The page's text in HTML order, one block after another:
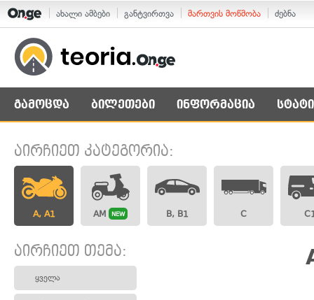
ახალი ამბები განტვირთვა მართვის მოწმობა ძებნა
გამოცდა ბილეთები ინფორმაცია
აირჩიეთ კატეგორია:
A, A1 AM NEW B, B1 C
აირჩიეთ თემა:
ყველა